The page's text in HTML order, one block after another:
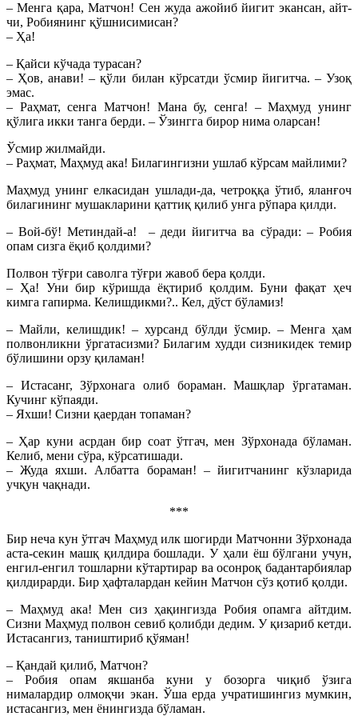
– Менга қара, Матчон! Сен жуда ажойиб йигит экансан, айт-
чи, Робиянинг қўшнисимисан?
– Ҳа!
– Қайси кўчада турасан?
– Ҳов, анави! – қўли билан кўрсатди ўсмир йигитча. – Узоқ
эмас.
– Раҳмат, сенга Матчон! Мана бу, сенга! – Маҳмуд унинг
қўлига икки танга берди. – Ўзингга бирор нима оларсан!
Ўсмир жилмайди.
– Раҳмат, Маҳмуд ака! Билагингизни ушлаб кўрсам майлими?
Маҳмуд унинг елкасидан ушлади-да, четроққа ўтиб, яланғоч
билагининг мушакларини қаттиқ қилиб унга рўпара қилди.
– Вой-бў! Метиндай-а! – деди йигитча ва сўради: – Робия
опам сизга ёқиб қолдими?
Полвон тўғри саволга тўғри жавоб бера қолди.
– Ҳа! Уни бир кўришда ёқтириб қолдим. Буни фақат ҳеч
кимга гапирма. Келишдикми?.. Кел, дўст бўламиз!
– Майли, келишдик! – хурсанд бўлди ўсмир. – Менга ҳам
полвонликни ўргатасизми? Билагим худди сизникидек темир
бўлишини орзу қиламан!
– Истасанг, Зўрхонага олиб бораман. Машқлар ўргатаман.
Кучинг кўпаяди.
– Яхши! Сизни қаердан топаман?
– Ҳар куни асрдан бир соат ўтгач, мен Зўрхонада бўламан.
Келиб, мени сўра, кўрсатишади.
– Жуда яхши. Албатта бораман! – йигитчанинг кўзларида
учқун чақнади.
***
Бир неча кун ўтгач Маҳмуд илк шогирди Матчонни Зўрхонада
аста-секин машқ қилдира бошлади. У ҳали ёш бўлгани учун,
енгил-енгил тошларни кўтартирар ва осонроқ бадантарбиялар
қилдирарди. Бир ҳафталардан кейин Матчон сўз қотиб қолди.
– Маҳмуд ака! Мен сиз ҳақингизда Робия опамга айтдим.
Сизни Маҳмуд полвон севиб қолибди дедим. У қизариб кетди.
Истасангиз, таништириб қўяман!
– Қандай қилиб, Матчон?
– Робия опам якшанба куни у бозорга чиқиб ўзига
нималардир олмоқчи экан. Ўша ерда учратишингиз мумкин,
истасангиз, мен ёнингизда бўламан.